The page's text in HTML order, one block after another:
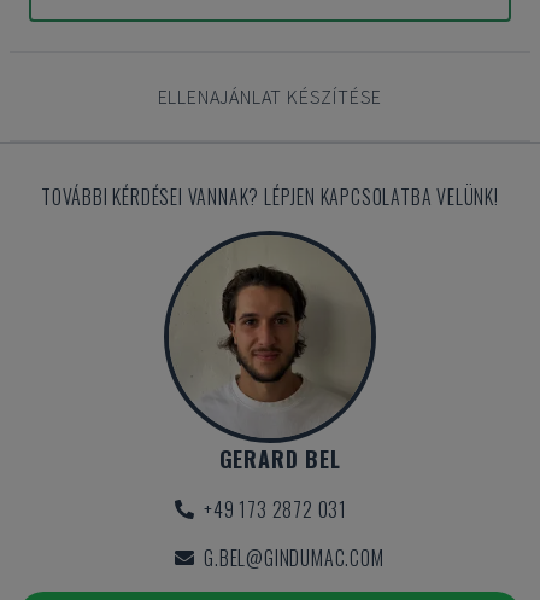
ELLENAJÁNLAT KÉSZÍTÉSE
TOVÁBBI KÉRDÉSEI VANNAK? LÉPJEN KAPCSOLATBA VELÜNK!
GERARD BEL
+49 173 2872 031
G.BEL@GINDUMAC.COM